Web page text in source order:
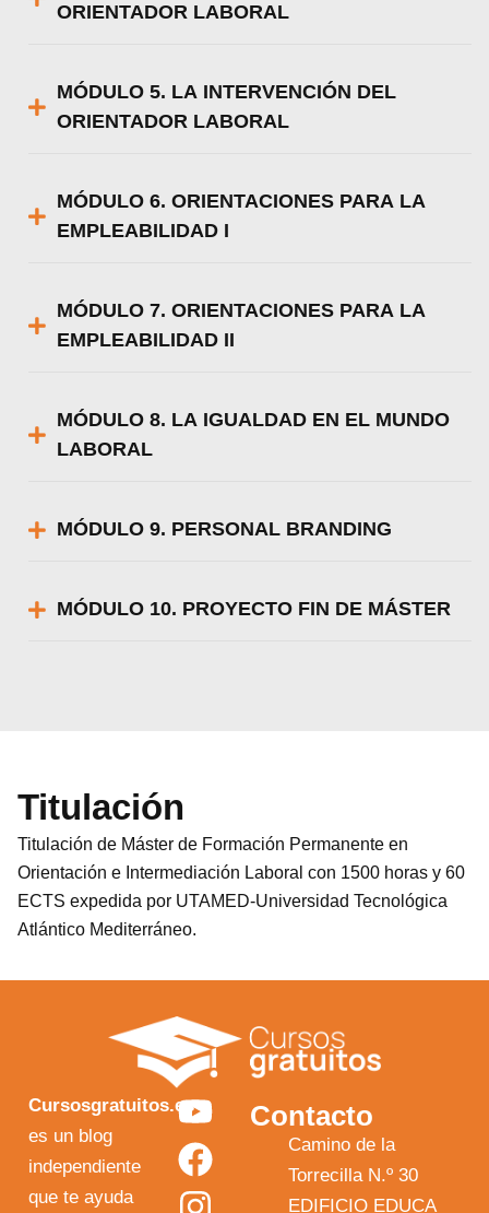
ORIENTADOR LABORAL
MÓDULO 5. LA INTERVENCIÓN DEL
ORIENTADOR LABORAL
MÓDULO 6. ORIENTACIONES PARA LA
EMPLEABILIDAD I
MÓDULO 7. ORIENTACIONES PARA LA
EMPLEABILIDAD II
MÓDULO 8. LA IGUALDAD EN EL MUNDO
LABORAL
MÓDULO 9. PERSONAL BRANDING
MÓDULO 10. PROYECTO FIN DE MÁSTER
Titulación
Titulación de Máster de Formación Permanente en
Orientación e Intermediación Laboral con 1500 horas y 60
ECTS expedida por UTAMED-Universidad Tecnológica
Atlántico Mediterráneo.
Cursosgratuitos.es
es un blog
independiente
que te ayuda
Y
o
u
F
a
c
I
n
s
X
-
t
Contacto
Camino de la
Torrecilla N.º 30
EDIFICIO EDUCA